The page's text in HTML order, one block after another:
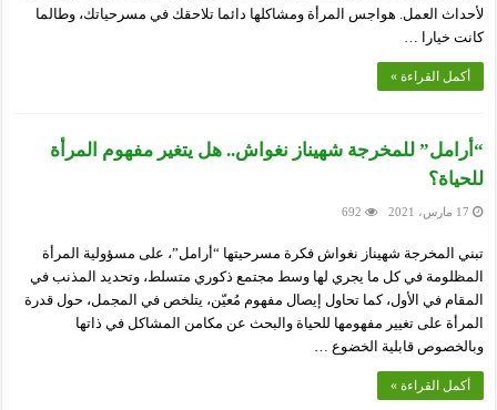
لأحداث العمل. هواجس المرأة ومشاكلها دائما تلاحقك في مسرحياتك، وطالما
كانت خيارا …
أكمل القراءة »
“أرامل” للمخرجة شهيناز نغواش.. هل يتغير مفهوم المرأة
للحياة؟
17 مارس، 2021 692
تبني المخرجة شهيناز نغواش فكرة مسرحيتها “أرامل”، على مسؤولية المرأة
المظلومة في كل ما يجري لها وسط مجتمع ذكوري متسلط، وتحديد المذنب في
المقام في الأول، كما تحاول إيصال مفهوم مُعيّن، يتلخص في المجمل، حول قدرة
المرأة على تغيير مفهومها للحياة والبحث عن مكامن المشاكل في ذاتها
وبالخصوص قابلية الخضوع …
أكمل القراءة »